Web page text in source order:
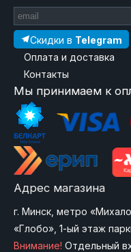
Скидки в Telegram
Оплата и доставка
Контакты
Мы принимаем к
Адрес магазина
г. Минск, метро
«Глобо», 1-ый этаж
Внимание! Отдельный